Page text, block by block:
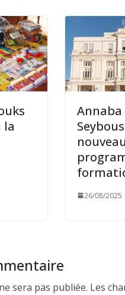
la
Annaba
nouveau
26/08/2025
sera pas publiée. Les